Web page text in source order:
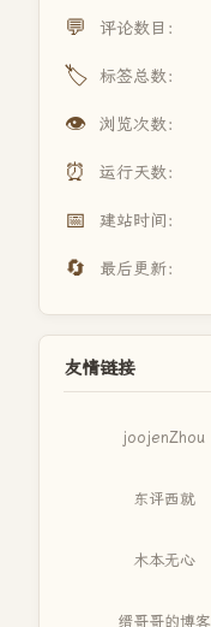
💬 评论数目：
🏷️ 标签总数：
👁️ 浏览次数：
⏰ 运行天数：
📅 建站时间：
🔄 最后更新：
友情链接
joojenZhou
东评西就
木本无心
缙哥哥的博客